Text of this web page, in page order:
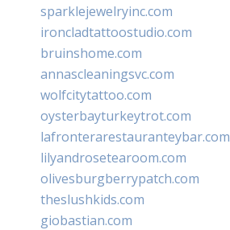
sparklejewelryinc.com
ironcladtattoostudio.com
bruinshome.com
annascleaningsvc.com
wolfcitytattoo.com
oysterbayturkeytrot.com
lafronterarestauranteybar.com
lilyandrosetearoom.com
olivesburgberrypatch.com
theslushkids.com
giobastian.com